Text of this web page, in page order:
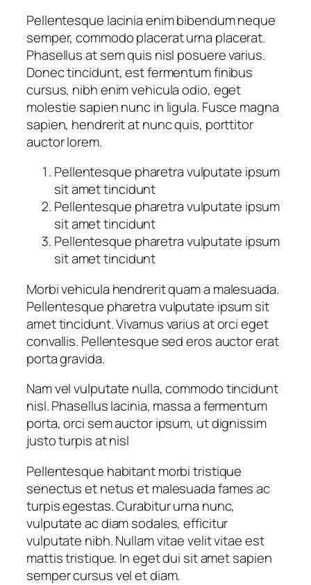
Pellentesque lacinia enim bibendum neque
semper, commodo placerat urna placerat.
Phasellus at sem quis nisl posuere varius.
Donec tincidunt, est fermentum finibus
cursus, nibh enim vehicula odio, eget
molestie sapien nunc in ligula. Fusce magna
sapien, hendrerit at nunc quis, porttitor
auctor lorem.
Pellentesque pharetra vulputate ipsum
sit amet tincidunt
Pellentesque pharetra vulputate ipsum
sit amet tincidunt
Pellentesque pharetra vulputate ipsum
sit amet tincidunt
Morbi vehicula hendrerit quam a malesuada.
Pellentesque pharetra vulputate ipsum sit
amet tincidunt. Vivamus varius at orci eget
convallis. Pellentesque sed eros auctor erat
porta gravida.
Nam vel vulputate nulla, commodo tincidunt
nisl. Phasellus lacinia, massa a fermentum
porta, orci sem auctor ipsum, ut dignissim
justo turpis at nisl
Pellentesque habitant morbi tristique
senectus et netus et malesuada fames ac
turpis egestas. Curabitur urna nunc,
vulputate ac diam sodales, efficitur
vulputate nibh. Nullam vitae velit vitae est
mattis tristique. In eget dui sit amet sapien
semper cursus vel et diam.